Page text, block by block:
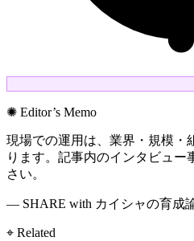
✺ Editor’s Memo
現場での運用は、業界・規模・
ります。記事内のインタビュ
さい。
— SHARE with カイシャの育成
⌖ Related